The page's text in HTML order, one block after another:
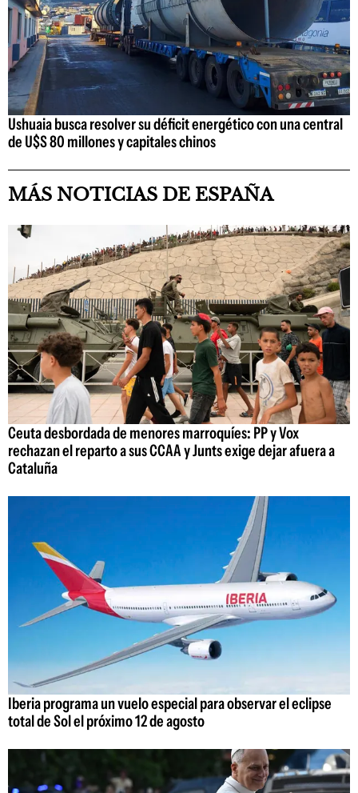
Ushuaia busca resolver su déficit energético con una central
de U$S 80 millones y capitales chinos
MÁS NOTICIAS DE ESPAÑA
Ceuta desbordada de menores marroquíes: PP y Vox
rechazan el reparto a sus CCAA y Junts exige dejar afuera a
Cataluña
Iberia programa un vuelo especial para observar el eclipse
total de Sol el próximo 12 de agosto